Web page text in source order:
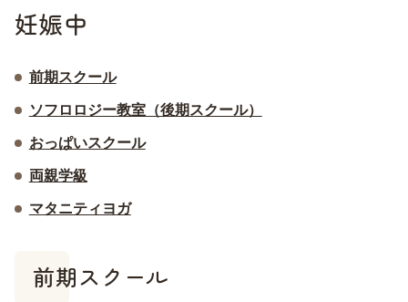
妊娠中
前期スクール
ソフロロジー教室（後期スクール）
おっぱいスクール
両親学級
マタニティヨガ
前期スクール